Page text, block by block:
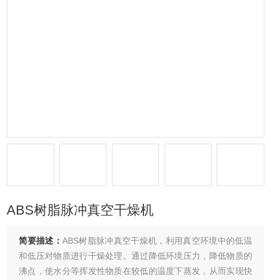
ABS树脂脉冲真空干燥机
简要描述： ABS树脂脉冲真空干燥机，利用真空环境中的低温
和低压对物质进行干燥处理。通过降低环境压力，降低物质的
沸点，使水分等挥发性物质在较低的温度下蒸发，从而实现快